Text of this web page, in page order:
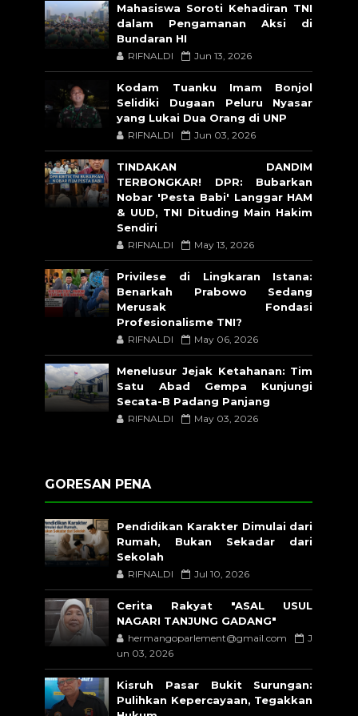
Mahasiswa Soroti Kehadiran TNI
dalam Pengamanan Aksi di
Bundaran HI
RIFNALDI Jun 13, 2026
Kodam Tuanku Imam Bonjol
Selidiki Dugaan Peluru Nyasar
yang Lukai Dua Orang di UNP
RIFNALDI Jun 03, 2026
TINDAKAN DANDIM
TERBONGKAR! DPR: Bubarkan
Nobar 'Pesta Babi' Langgar HAM
& UUD, TNI Dituding Main Hakim
Sendiri
RIFNALDI May 13, 2026
Privilese di Lingkaran Istana:
Benarkah Prabowo Sedang
Merusak Fondasi
Profesionalisme TNI?
RIFNALDI May 06, 2026
Menelusur Jejak Ketahanan: Tim
Satu Abad Gempa Kunjungi
Secata-B Padang Panjang
RIFNALDI May 03, 2026
GORESAN PENA
Pendidikan Karakter Dimulai dari
Rumah, Bukan Sekadar dari
Sekolah
RIFNALDI Jul 10, 2026
Cerita Rakyat "ASAL USUL
NAGARI TANJUNG GADANG"
hermangoparlement@gmail.com
J
un 03, 2026
Kisruh Pasar Bukit Surungan:
Pulihkan Kepercayaan, Tegakkan